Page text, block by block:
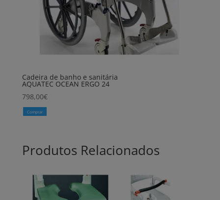
Cadeira de banho e sanitária
AQUATEC OCEAN ERGO 24
798,00€
Comprar
Produtos Relacionados